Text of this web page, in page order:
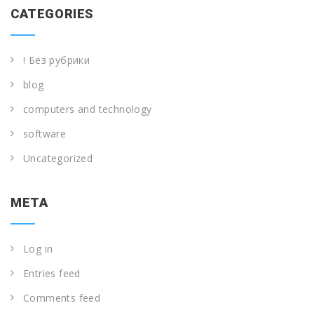
CATEGORIES
! Без рубрики
blog
computers and technology
software
Uncategorized
META
Log in
Entries feed
Comments feed